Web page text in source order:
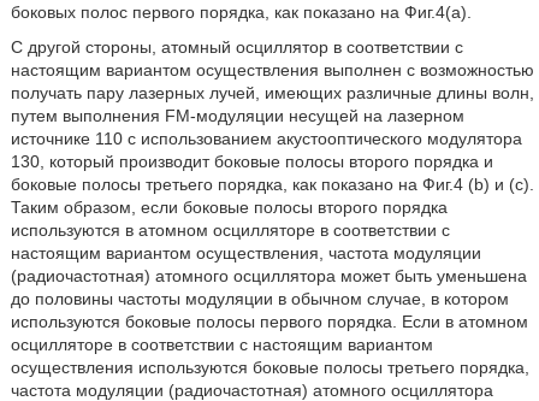
боковых полос первого порядка, как показано на Фиг.4(a).
С другой стороны, атомный осциллятор в соответствии с
настоящим вариантом осуществления выполнен с возможностью
получать пару лазерных лучей, имеющих различные длины волн,
путем выполнения FM-модуляции несущей на лазерном
источнике 110 с использованием акустооптического модулятора
130, который производит боковые полосы второго порядка и
боковые полосы третьего порядка, как показано на Фиг.4 (b) и (c).
Таким образом, если боковые полосы второго порядка
используются в атомном осцилляторе в соответствии с
настоящим вариантом осуществления, частота модуляции
(радиочастотная) атомного осциллятора может быть уменьшена
до половины частоты модуляции в обычном случае, в котором
используются боковые полосы первого порядка. Если в атомном
осцилляторе в соответствии с настоящим вариантом
осуществления используются боковые полосы третьего порядка,
частота модуляции (радиочастотная) атомного осциллятора